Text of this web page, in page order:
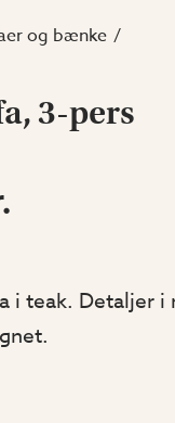
og bænke
3-pers
i teak. Detaljer